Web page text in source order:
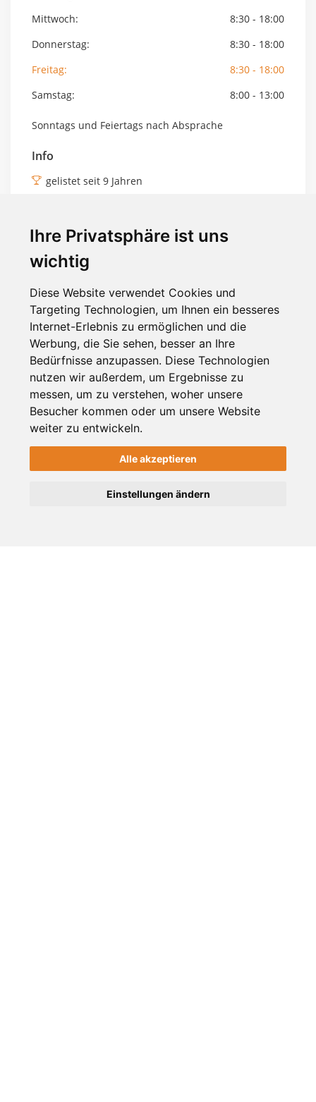
Ihre Privatsphäre ist uns
wichtig
Diese Website verwendet Cookies und
Targeting Technologien, um Ihnen ein besseres
Internet-Erlebnis zu ermöglichen und die
Werbung, die Sie sehen, besser an Ihre
Bedürfnisse anzupassen. Diese Technologien
nutzen wir außerdem, um Ergebnisse zu
messen, um zu verstehen, woher unsere
Besucher kommen oder um unsere Website
weiter zu entwickeln.
Alle akzeptieren
Einstellungen ändern
Mittwoch:
8:30 - 18:00
Donnerstag:
8:30 - 18:00
Freitag:
8:30 - 18:00
Samstag:
8:00 - 13:00
Sonntags und Feiertags nach Absprache
Info
gelistet seit 9 Jahren
Social
Tags
Blumen und Pflanzen
Blumen und Pflanzen
ID: 13980